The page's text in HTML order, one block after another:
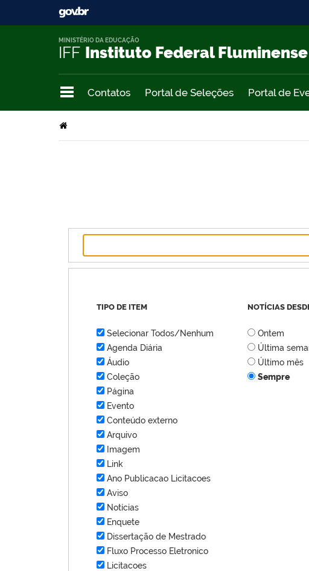
IFF Instituto Federal Fluminense
MINISTÉRIO DA EDUCAÇÃO
Contatos Portal de Seleções Portal de
TIPO DE ITEM
Selecionar Todos/Nenhum
Agenda Diária
Áudio
Coleção
Página
Evento
Conteúdo externo
Arquivo
Imagem
Link
Ano Publicacao Licitacoes
Aviso
Notícias
Enquete
Dissertação de Mestrado
Fluxo Processo Eletronico
Licitacoes
NOTÍCIAS
Ontem
Última
Último mês
Sempre